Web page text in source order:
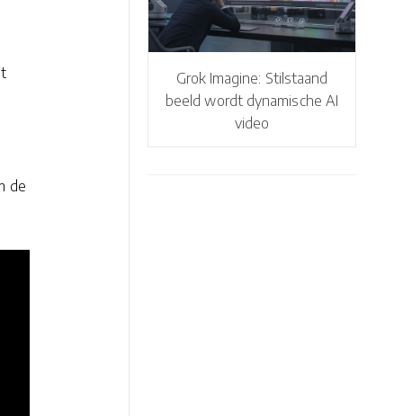
de
Grok Imagine: Stilstaand
beeld wordt dynamische AI
video